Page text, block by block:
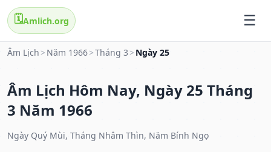
🗓️Amlich.org
Âm Lịch > Năm 1966>Tháng 3 > Ngày 25
Âm Lịch Hôm Nay, Ngày 25 Tháng
3 Năm 1966
Ngày Quý Mùi, Tháng Nhâm Thìn, Năm Bính Ngọ